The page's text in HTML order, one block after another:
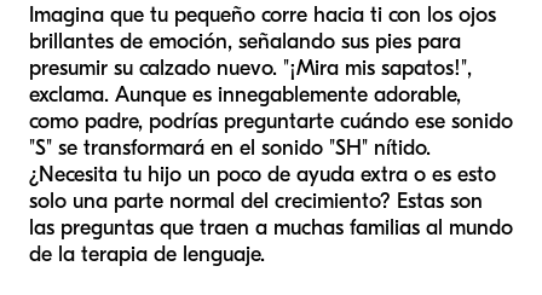
Imagina que tu pequeño corre hacia ti con los ojos
brillantes de emoción, señalando sus pies para
presumir su calzado nuevo. "¡Mira mis sapatos!",
exclama. Aunque es innegablemente adorable,
como padre, podrías preguntarte cuándo ese sonido
"S" se transformará en el sonido "SH" nítido.
¿Necesita tu hijo un poco de ayuda extra o es esto
solo una parte normal del crecimiento? Estas son
las preguntas que traen a muchas familias al mundo
de la terapia de lenguaje.